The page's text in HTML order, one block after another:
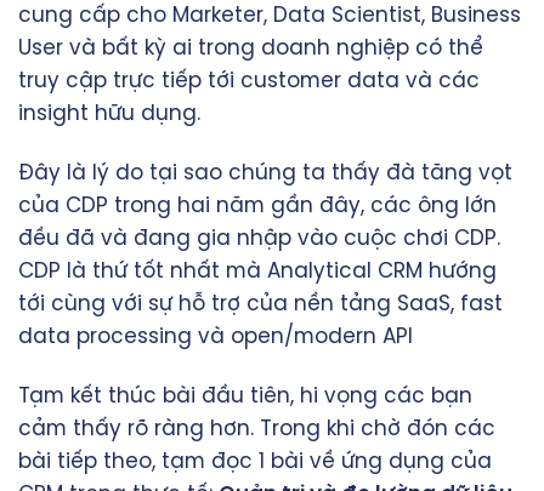
cung cấp cho Marketer, Data Scientist, Business
User và bất kỳ ai trong doanh nghiệp có thể
truy cập trực tiếp tới customer data và các
insight hữu dụng.
Đây là lý do tại sao chúng ta thấy đà tăng vọt
của CDP trong hai năm gần đây, các ông lớn
đều đã và đang gia nhập vào cuộc chơi CDP.
CDP là thứ tốt nhất mà Analytical CRM hướng
tới cùng với sự hỗ trợ của nền tảng SaaS, fast
data processing và open/modern API
Tạm kết thúc bài đầu tiên, hi vọng các bạn
cảm thấy rõ ràng hơn. Trong khi chờ đón các
bài tiếp theo, tạm đọc 1 bài về ứng dụng của